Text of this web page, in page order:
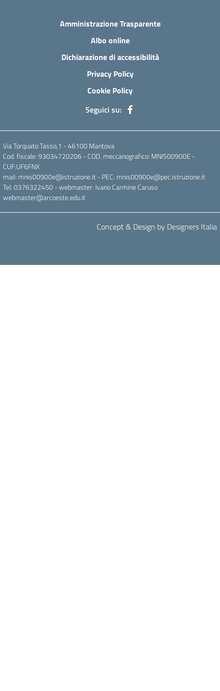
Amministrazione Trasparente
Albo online
Dichiarazione di accessibilità
Privacy Policy
Cookie Policy
Seguici su:
Via Torquato Tasso,1 - 46100 Mantova
Cod. fiscale: 93034720206 - COD. meccanografico: MNIS00900E -
CUF:UF6FNX
mail: mnis00900e@istruzione.it - PEC: mnis00900e@pec.istruzione.it
Tel: 0376322450 - webmaster: Ivano Carmine Caruso
webmaster@arcoeste.edu.it
Concept & Design by Designers Italia